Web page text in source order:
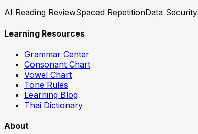
AI Reading ReviewSpaced RepetitionData Security
Learning Resources
Grammar Center
Consonant Chart
Vowel Chart
Tone Rules
Learning Blog
Thai Dictionary
About